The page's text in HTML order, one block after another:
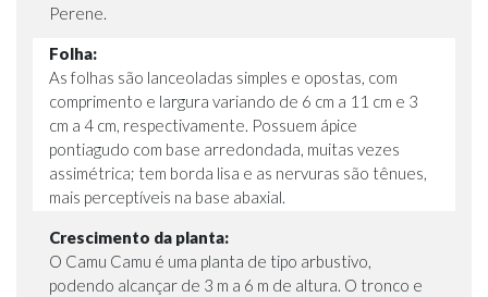
Perene.
Folha:
As folhas são lanceoladas simples e opostas, com
comprimento e largura variando de 6 cm a 11 cm e 3
cm a 4 cm, respectivamente. Possuem ápice
pontiagudo com base arredondada, muitas vezes
assimétrica; tem borda lisa e as nervuras são tênues,
mais perceptíveis na base abaxial.
Crescimento da planta:
O Camu Camu é uma planta de tipo arbustivo,
podendo alcançar de 3 m a 6 m de altura. O tronco e